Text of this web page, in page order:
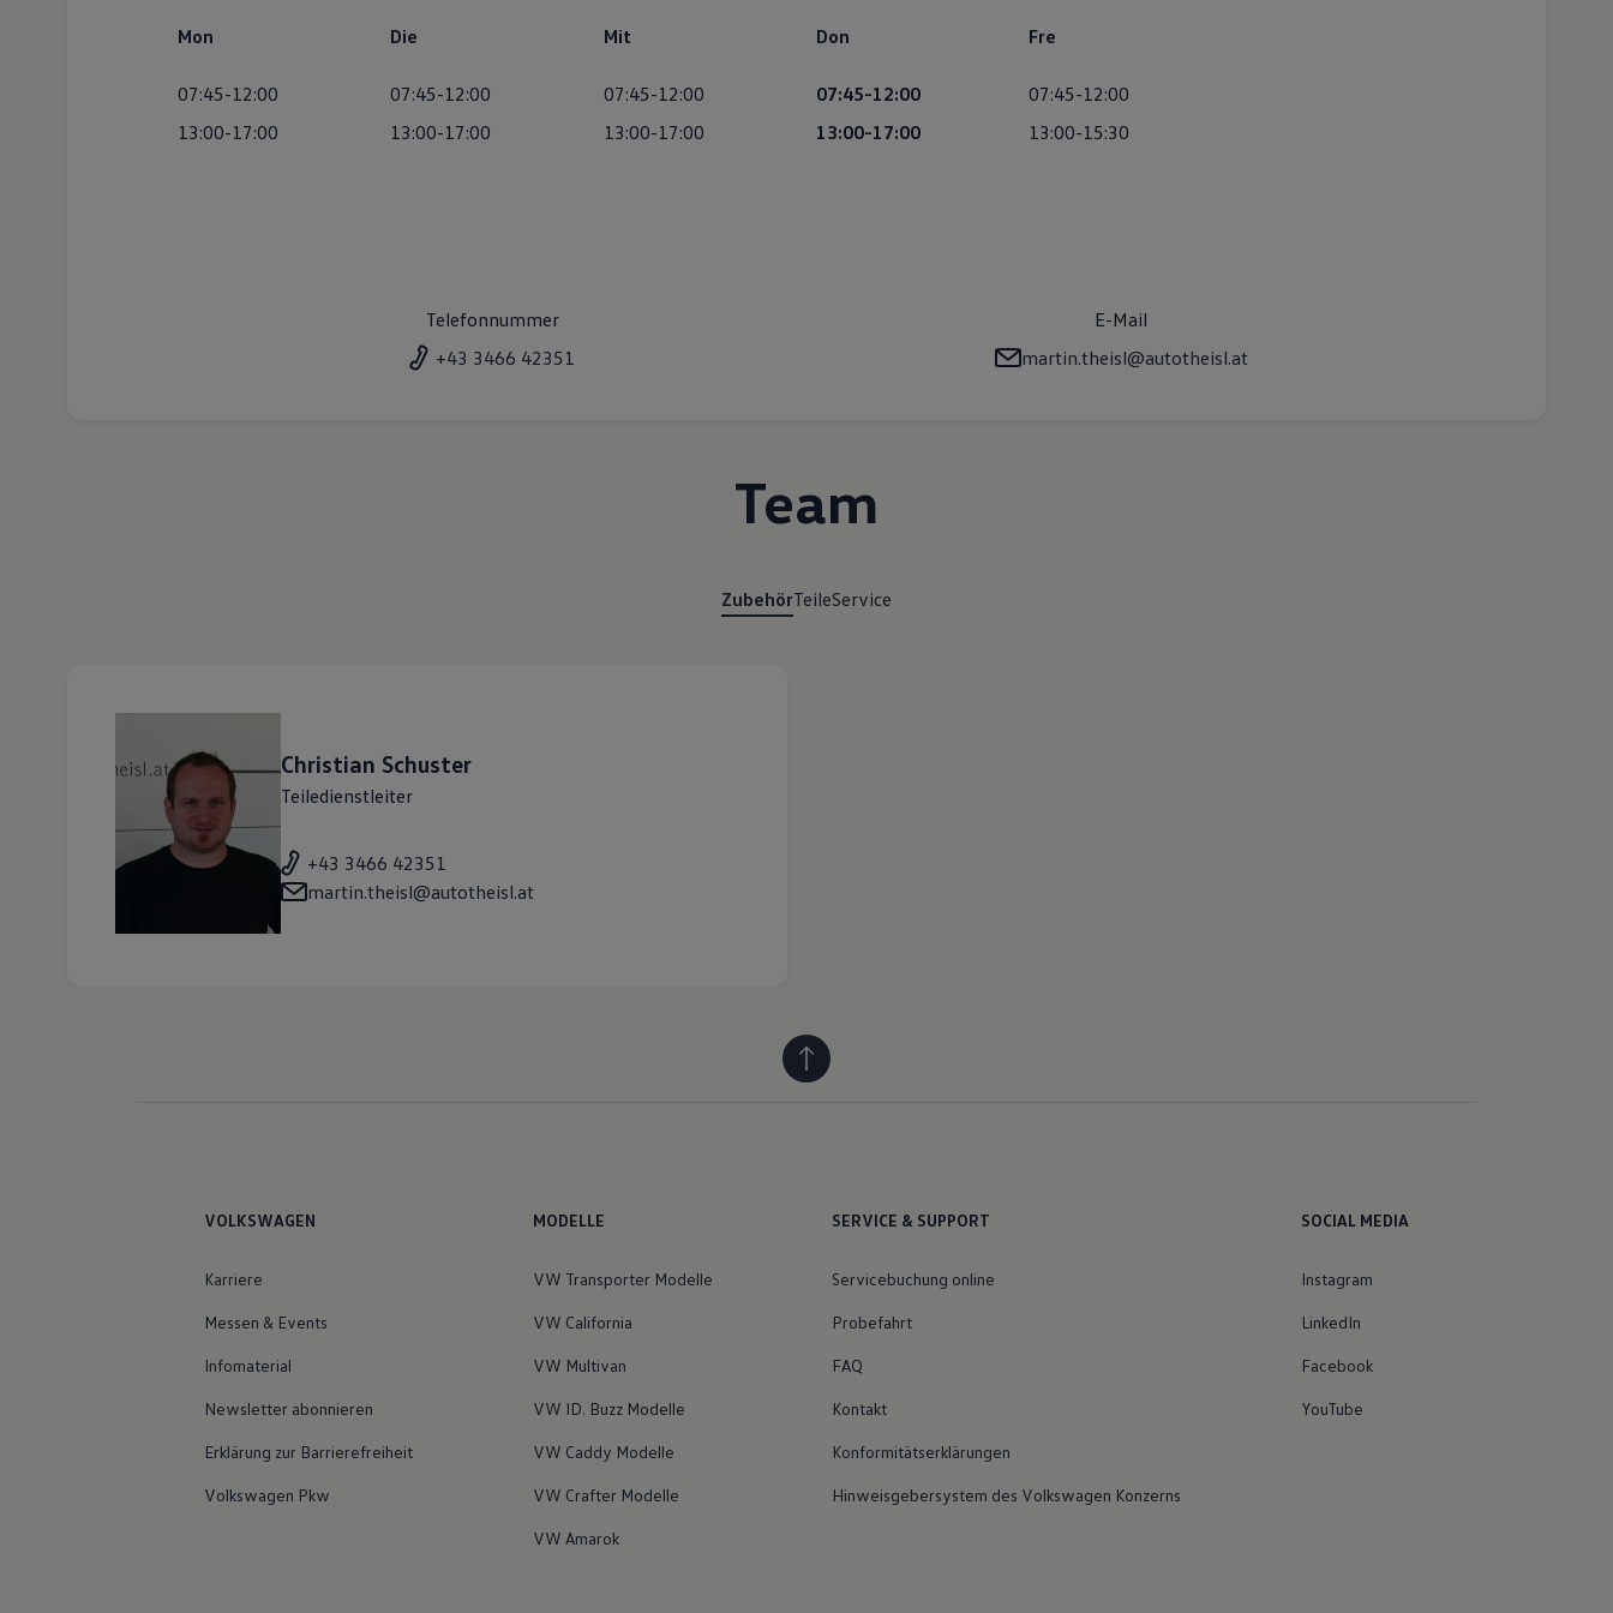
Mon
07:45-12:00
13:00-17:00
Die
07:45-12:00
13:00-17:00
Mit
07:45-12:00
13:00-17:00
Don
07:45-12:00
13:00-17:00
Fre
07:45-12:00
13:00-15:30
Telefonnummer
+43 3466 42351
E-Mail
martin.theisl@autotheisl.at
Team
ZubehörTeileService
Christian Schuster
Teiledienstleiter
+43 3466 42351
martin.theisl@autotheisl.at
VOLKSWAGEN
Karriere
Messen & Events
Infomaterial
Newsletter abonnieren
Erklärung zur Barrierefreiheit
Volkswagen Pkw
MODELLE
VW Transporter Modelle
VW California
VW Multivan
VW ID. Buzz Modelle
VW Caddy Modelle
VW Crafter Modelle
VW Amarok
SERVICE & SUPPORT
Servicebuchung online
Probefahrt
FAQ
Kontakt
Konformitätserklärungen
Hinweisgebersystem des Volkswagen Konzerns
SOCIAL MEDIA
Instagram
LinkedIn
Facebook
YouTube